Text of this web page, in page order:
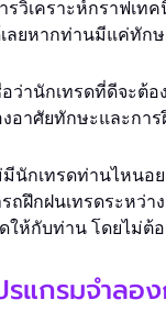
วิเคราะห์กราฟเท
ลยหากท่านมีแค่ทัก
ว่านักเทรดที่ดีจะต้
อาศัยทักษะและกา
นักเทรดท่านไหนอ
ฝึกฝนเทรดระหว่า
ให้กับท่าน โดยไม่ต้
รแกรมจำลอ